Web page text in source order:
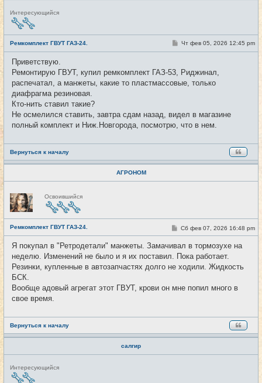
Н
е
в
т
и
Интересующийся
Ремкомплект ГВУТ ГАЗ-24. #1
С
щ
н
Чт фев 05, 2026 12:45 pm
Приветствую.
Ремонтирую ГВУТ, купил ремкомплект ГАЗ-53, Риджинал,
распечатал, а манжеты, какие то пластмассовые, только
диафрагма резиновая.
Кто-нить ставил такие?
Не осмелился ставить, завтра сдам назад, видел в магазине
полный комплект и Ниж.Новгорода, посмотрю, что в нем.
Вернуться к началу
АГРОНОМ
Н
е
в
с
е
т
и
Освоившийся
Ремкомплект ГВУТ ГАЗ-24. #2
С
о
б
щ
н
Сб фев 07, 2026 16:48 pm
Я покупал в "Ретродетали" манжеты. Замачивал в тормозухе на
неделю. Изменений не было и я их поставил. Пока работает.
Резинки, купленные в автозапчастях долго не ходили. Жидкость
БСК.
Вообще адовый агрегат этот ГВУТ, крови он мне попил много в
свое время.
Вернуться к началу
салгир
Н
е
в
Интересующийся